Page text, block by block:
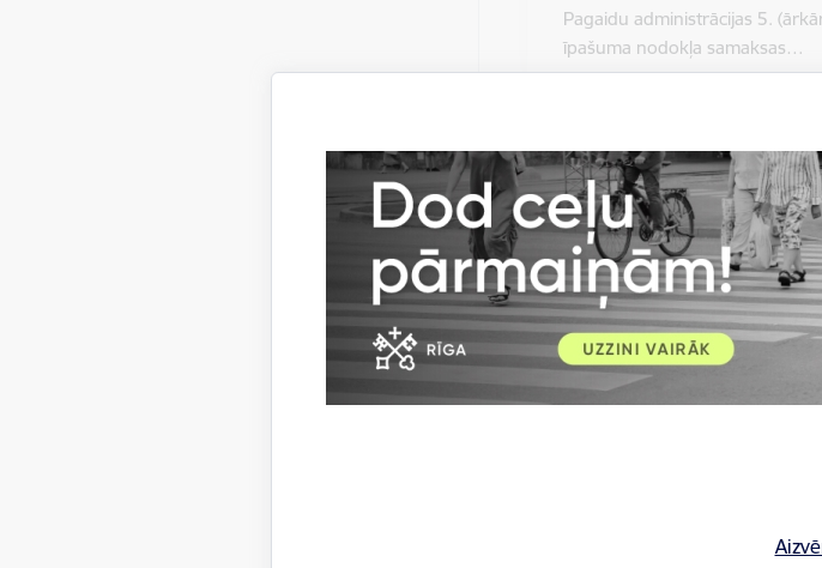
Pagaidu administrācijas 5.
īpašuma nodokļa samaksas…
Datums
17. aprīlis, 2020
Rīgas pilsētas
Rīgas domes sēdes
Datums
8. maijs, 2020
Darba kārtība: 1. Par